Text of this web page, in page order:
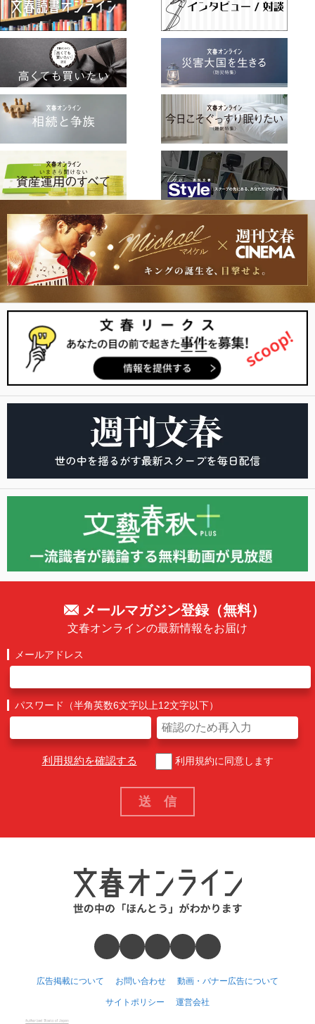
メールマガジン登録（無料）
文春オンラインの最新情報をお届け
メールアドレス
パスワード（半角英数6文字以上12文字以下）
利用規約を確認する 利用規約に同意します
広告掲載について お問い合わせ 動画・バナー広告について
サイトポリシー 運営会社